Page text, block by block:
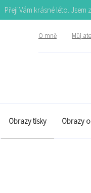
Přeji Vám krásné léto.
O mně Můj
Obrazy tisky Obrazy